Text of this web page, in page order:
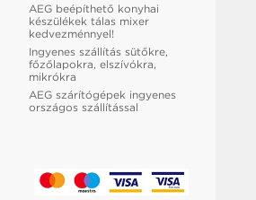
AEG beépíthető konyhai
készülékek tálas mixer
kedvezménnyel!
Ingyenes szállítás sütőkre,
főzőlapokra, elszívókra,
mikrókra
AEG szárítógépek ingyenes
országos szállítással